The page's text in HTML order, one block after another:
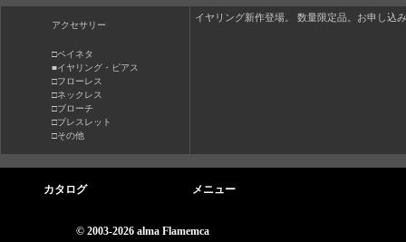
アクセサリー
□ペイネタ
■イヤリング・ピアス
□フローレス
□ネックレス
□ブローチ
□ブレスレット
□その他
イヤリング新作登場。 数量限定品。お申し込
カタログ メニュー
© 2003-2026 alma Flamemca